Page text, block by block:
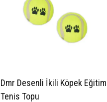
Dmr Desenli İkili Köpek Eğitim
Tenis Topu